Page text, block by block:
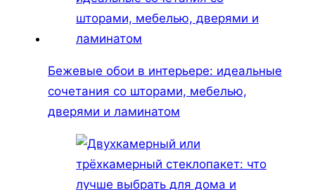
Бежевые обои в интерьере: идеальные
сочетания со шторами, мебелью,
дверями и ламинатом